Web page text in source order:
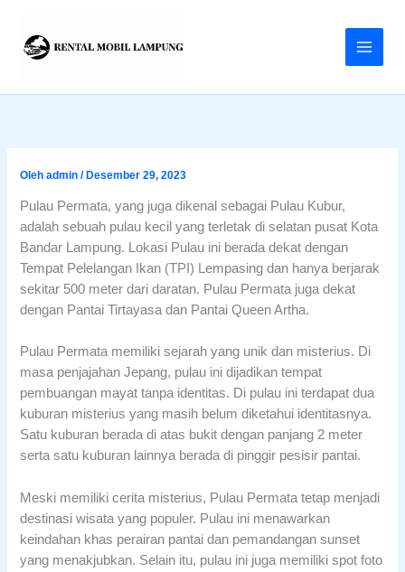
konten
Olehadmin/Desember 29, 2023
Pulau Permata, yang juga dikenal sebagai Pulau Kubur,
adalah sebuah pulau kecil yang terletak di selatan pusat Kota
Bandar Lampung. Lokasi Pulau ini berada dekat dengan
Tempat Pelelangan Ikan (TPI) Lempasing dan hanya berjarak
sekitar 500 meter dari daratan. Pulau Permata juga dekat
dengan Pantai Tirtayasa dan Pantai Queen Artha.
Pulau Permata memiliki sejarah yang unik dan misterius. Di
masa penjajahan Jepang, pulau ini dijadikan tempat
pembuangan mayat tanpa identitas. Di pulau ini terdapat dua
kuburan misterius yang masih belum diketahui identitasnya.
Satu kuburan berada di atas bukit dengan panjang 2 meter
serta satu kuburan lainnya berada di pinggir pesisir pantai.
Meski memiliki cerita misterius, Pulau Permata tetap menjadi
destinasi wisata yang populer. Pulau ini menawarkan
keindahan khas perairan pantai dan pemandangan sunset
yang menakjubkan. Selain itu, pulau ini juga memiliki spot foto